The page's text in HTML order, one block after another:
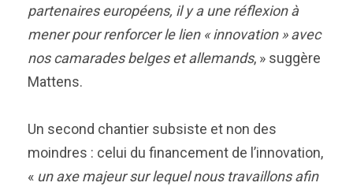
partenaires européens, il y a une réflexion à
mener pour renforcer le lien « innovation » avec
nos camarades belges et allemands, » suggère
Mattens.
Un second chantier subsiste et non des
moindres : celui du financement de l’innovation,
« un axe majeur sur lequel nous travaillons afin